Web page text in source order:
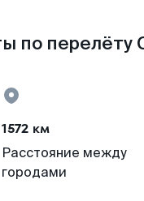
по перелёту
1572 км
Расстояние между
городами